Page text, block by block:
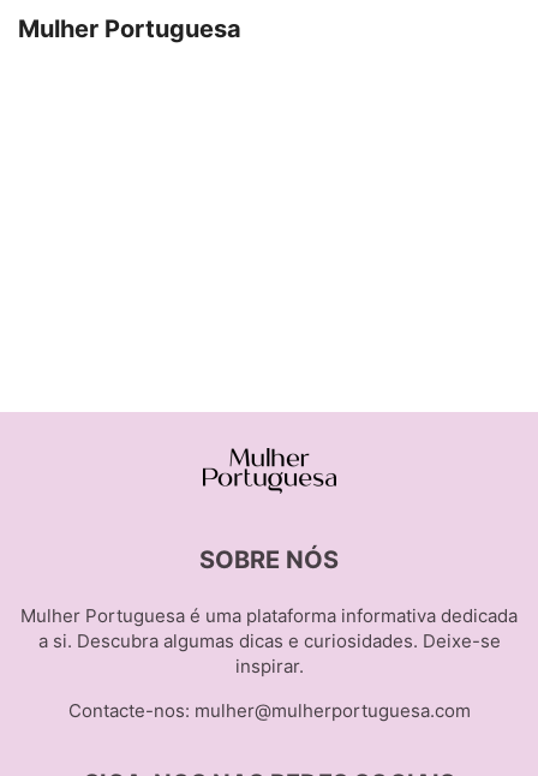
Mulher Portuguesa
SOBRE NÓS
Mulher Portuguesa é uma plataforma informativa dedicada
a si. Descubra algumas dicas e curiosidades. Deixe-se
inspirar.
Contacte-nos: mulher@mulherportuguesa.com